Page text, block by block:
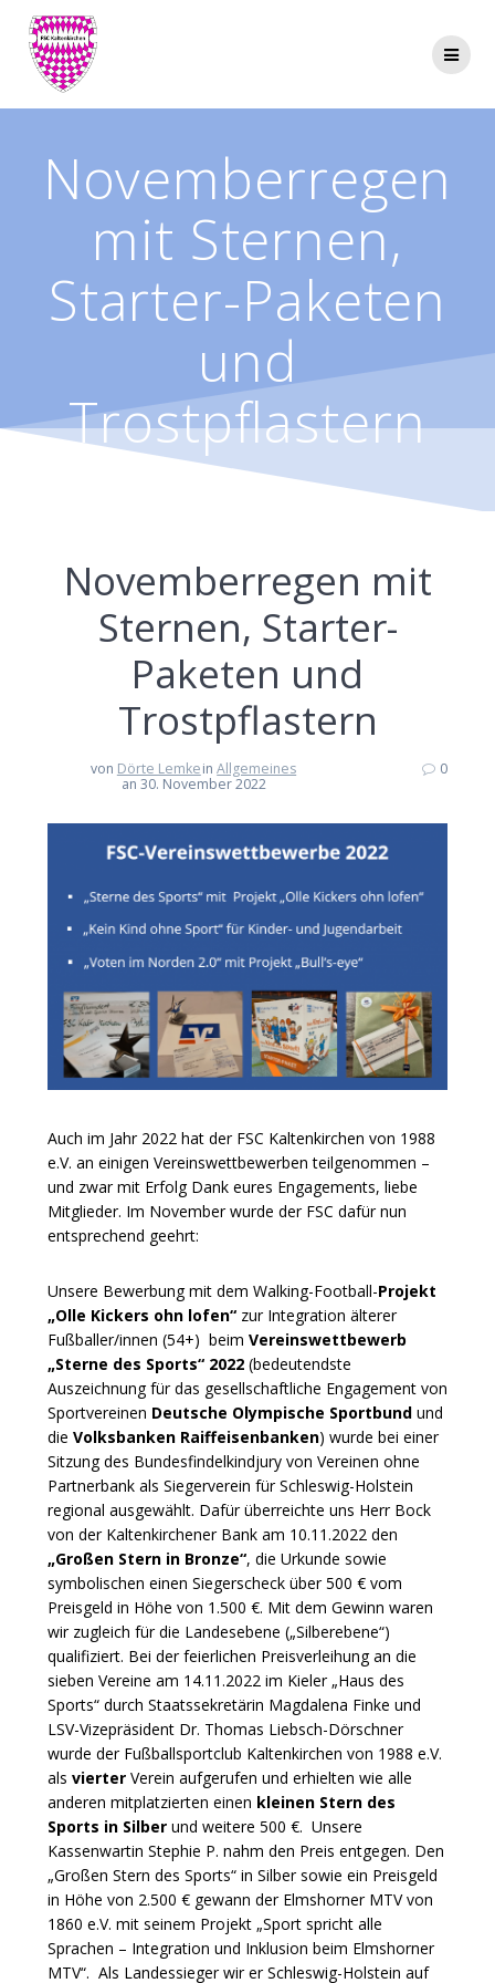
Novemberregen
mit Sternen,
Starter-Paketen
und
Trostpflastern
Novemberregen mit
Sternen, Starter-
Paketen und
Trostpflastern
von Dörte LemkeinAllgemeines
an 30. November 2022
0
Auch im Jahr 2022 hat der FSC Kaltenkirchen von 1988
e.V. an einigen Vereinswettbewerben teilgenommen –
und zwar mit Erfolg Dank eures Engagements, liebe
Mitglieder. Im November wurde der FSC dafür nun
entsprechend geehrt:
Unsere Bewerbung mit dem Walking-Football-Projekt
„Olle Kickers ohn lofen“ zur Integration älterer
Fußballer/innen (54+) beim Vereinswettbewerb
„Sterne des Sports“ 2022 (bedeutendste
Auszeichnung für das gesellschaftliche Engagement von
Sportvereinen Deutsche Olympische Sportbund und
die Volksbanken Raiffeisenbanken) wurde bei einer
Sitzung des Bundesfindelkindjury von Vereinen ohne
Partnerbank als Siegerverein für Schleswig-Holstein
regional ausgewählt. Dafür überreichte uns Herr Bock
von der Kaltenkirchener Bank am 10.11.2022 den
„Großen Stern in Bronze“, die Urkunde sowie
symbolischen einen Siegerscheck über 500 € vom
Preisgeld in Höhe von 1.500 €. Mit dem Gewinn waren
wir zugleich für die Landesebene („Silberebene“)
qualifiziert. Bei der feierlichen Preisverleihung an die
sieben Vereine am 14.11.2022 im Kieler „Haus des
Sports“ durch Staatssekretärin Magdalena Finke und
LSV-Vizepräsident Dr. Thomas Liebsch-Dörschner
wurde der Fußballsportclub Kaltenkirchen von 1988 e.V.
als vierter Verein aufgerufen und erhielten wie alle
anderen mitplatzierten einen kleinen Stern des
Sports in Silber und weitere 500 €. Unsere
Kassenwartin Stephie P. nahm den Preis entgegen. Den
„Großen Stern des Sports“ in Silber sowie ein Preisgeld
in Höhe von 2.500 € gewann der Elmshorner MTV von
1860 e.V. mit seinem Projekt „Sport spricht alle
Sprachen – Integration und Inklusion beim Elmshorner
MTV“. Als Landessieger wir er Schleswig-Holstein auf